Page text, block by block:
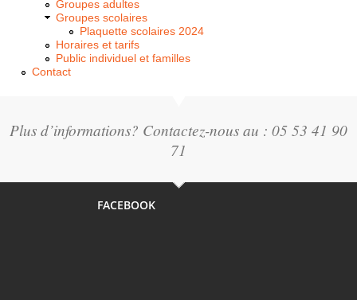
Groupes adultes
Groupes scolaires
Plaquette scolaires 2024
Horaires et tarifs
Public individuel et familles
Contact
Plus d’informations? Contactez-nous au : 05 53 41 90
71
FACEBOOK